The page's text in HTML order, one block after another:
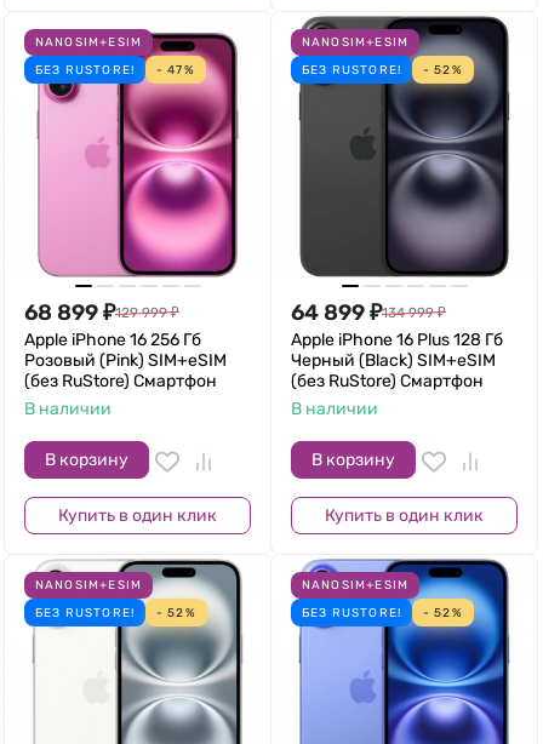
NANOSIM+ESIM
БЕЗ RUSTORE!
- 47%
68 899₽129 999 ₽
Apple iPhone 16 256 Гб
Розовый (Pink) SIM+eSIM
(без RuStore) Смартфон
В наличии
В корзину
Купить в один клик
NANOSIM+ESIM
БЕЗ RUSTORE!
- 52%
64 899₽134 999 ₽
Apple iPhone 16 Plus 128 Гб
Черный (Black) SIM+eSIM
(без RuStore) Смартфон
В наличии
В корзину
Купить в один клик
NANOSIM+ESIM
БЕЗ RUSTORE!
- 52%
NANOSIM+ESIM
БЕЗ RUSTORE!
- 52%